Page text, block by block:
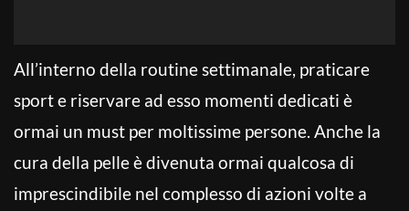
All’interno della routine settimanale, praticare
sport e riservare ad esso momenti dedicati è
ormai un must per moltissime persone. Anche la
cura della pelle è divenuta ormai qualcosa di
imprescindibile nel complesso di azioni volte a